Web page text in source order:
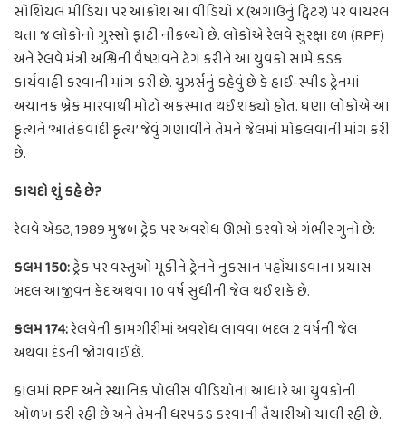
સોશિયલ મીડિયા પર આક્રોશ આ વીડિયો X (અગાઉનું ટ્વિટર) પર વાયરલ
થતા જ લોકોનો ગુસ્સો ફાટી નીકળ્યો છે. લોકોએ રેલવે સુરક્ષા દળ (RPF)
અને રેલવે મંત્રી અશ્વિની વૈષ્ણવને ટેગ કરીને આ યુવકો સામે કડક
કાર્યવાહી કરવાની માંગ કરી છે. યુઝર્સનું કહેવું છે કે હાઈ-સ્પીડ ટ્રેનમાં
અચાનક બ્રેક મારવાથી મોટો અકસ્માત થઈ શક્યો હોત. ઘણા લોકોએ આ
કૃત્યને ‘આતંકવાદી કૃત્ય’ જેવું ગણાવીને તેમને જેલમાં મોકલવાની માંગ કરી
છે.
કાયદો શું કહે છે?
રેલવે એક્ટ, 1989 મુજબ ટ્રેક પર અવરોધ ઊભો કરવો એ ગંભીર ગુનો છે:
કલમ 150:ટ્રેક પર વસ્તુઓ મૂકીને ટ્રેનને નુકસાન પહોંચાડવાના પ્રયાસ
બદલ આજીવન કેદ અથવા 10 વર્ષ સુધીની જેલ થઈ શકે છે.
કલમ 174:રેલવેની કામગીરીમાં અવરોધ લાવવા બદલ 2 વર્ષની જેલ
અથવા દંડની જોગવાઈ છે.
હાલમાં RPF અને સ્થાનિક પોલીસ વીડિયોના આધારે આ યુવકોની
ઓળખ કરી રહી છે અને તેમની ધરપકડ કરવાની તૈયારીઓ ચાલી રહી છે.